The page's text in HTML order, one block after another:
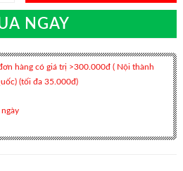
NGAY
hàng có giá trị >300.000đ ( Nội thành
(tối đa 35.000đ)